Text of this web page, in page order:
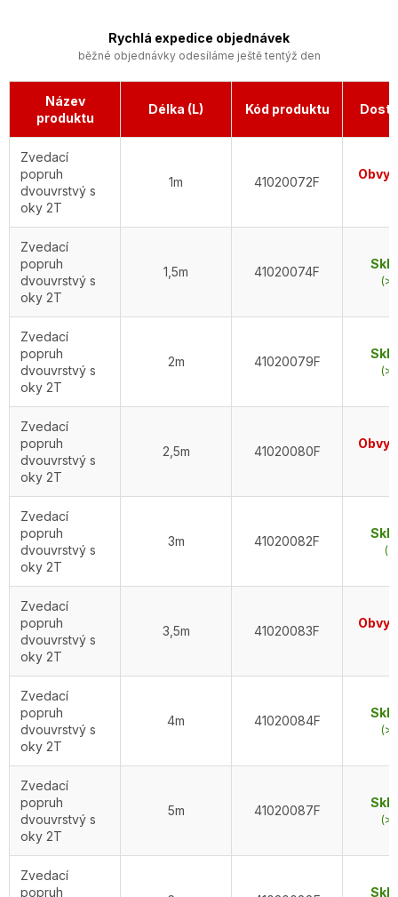
Rychlá expedice objednávek
běžné objednávky odesíláme ještě tentýž den
Název
produktu
Délka (L) Kód produktu
Zvedací
popruh
dvouvrstvý s
oky 2T
1m 41020072F
Zvedací
popruh
dvouvrstvý s
oky 2T
1,5m 41020074F
Zvedací
popruh
dvouvrstvý s
oky 2T
2m 41020079F
Zvedací
popruh
dvouvrstvý s
oky 2T
2,5m 41020080F
Zvedací
popruh
dvouvrstvý s
oky 2T
3m 41020082F
(2
Zvedací
popruh
dvouvrstvý s
oky 2T
3,5m 41020083F
Zvedací
popruh
dvouvrstvý s
oky 2T
4m 41020084F
Zvedací
popruh
dvouvrstvý s
oky 2T
5m 41020087F
Zvedací
popruh